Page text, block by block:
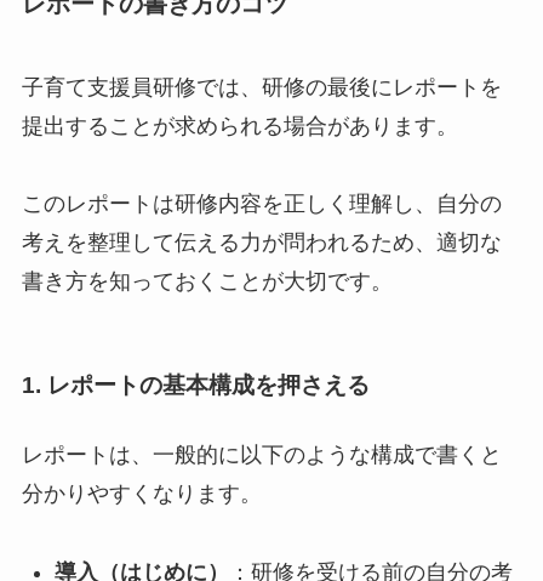
子育て支援員研修では、研修の最後にレポートを
提出することが求められる場合があります。
このレポートは研修内容を正しく理解し、自分の
考えを整理して伝える力が問われるため、適切な
書き方を知っておくことが大切です。
1. レポートの基本構成を押さえる
レポートは、一般的に以下のような構成で書くと
分かりやすくなります。
導入（はじめに）
：研修を受ける前の自分の考